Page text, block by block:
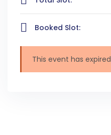
Booked Slot:
This event has expired